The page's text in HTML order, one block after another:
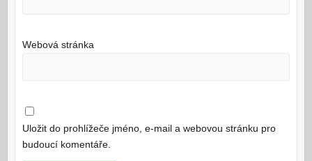
Webová stránka
Uložit do prohlížeče jméno, e-mail a webovou stránku pro
budoucí komentáře.